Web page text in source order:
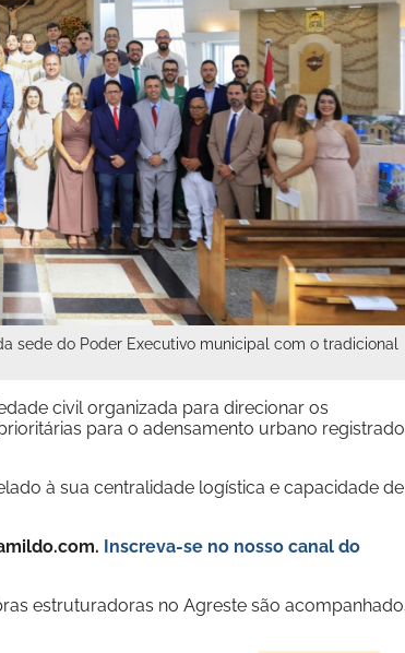
sede do Poder Executivo municipal com o tradicional
civil organizada para direcionar os
para o adensamento urbano registrado
à sua centralidade logística e capacidade de
Inscreva-se no nosso canal do
estruturadoras no Agreste são